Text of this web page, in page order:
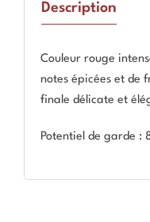
Description
Couleur rouge
notes épicées et de
finale délicate et
Potentiel de garde :